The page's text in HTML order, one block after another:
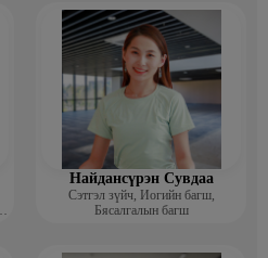
Найдансүрэн Сувдаа
Сэтгэл зүйч, Иогийн багш,
Бясалгалын багш